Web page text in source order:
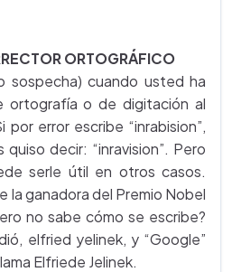
ORTOGRÁFICO
sospecha) cuando usted ha
ortografía o de digitación al
error escribe “inrabision”,
decir: “inravision”. Pero
serle útil en otros casos.
la ganadora del Premio Nobel
no sabe cómo se escribe?
elfried yelinek, y “Google”
Elfriede Jelinek.